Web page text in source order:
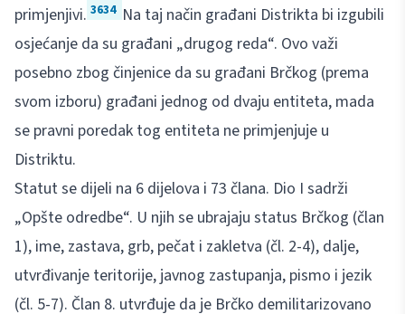
primjenjivi. 3634 Na taj način građani Distrikta bi izgubili
osjećanje da su građani „drugog reda“. Ovo važi
posebno zbog činjenice da su građani Brčkog (prema
svom izboru) građani jednog od dvaju entiteta, mada
se pravni poredak tog entiteta ne primjenjuje u
Distriktu.
Statut se dijeli na 6 dijelova i 73 člana. Dio I sadrži
„Opšte odredbe“. U njih se ubrajaju status Brčkog (član
1), ime, zastava, grb, pečat i zakletva (čl. 2-4), dalje,
utvrđivanje teritorije, javnog zastupanja, pismo i jezik
(čl. 5-7). Član 8. utvrđuje da je Brčko demilitarizovano